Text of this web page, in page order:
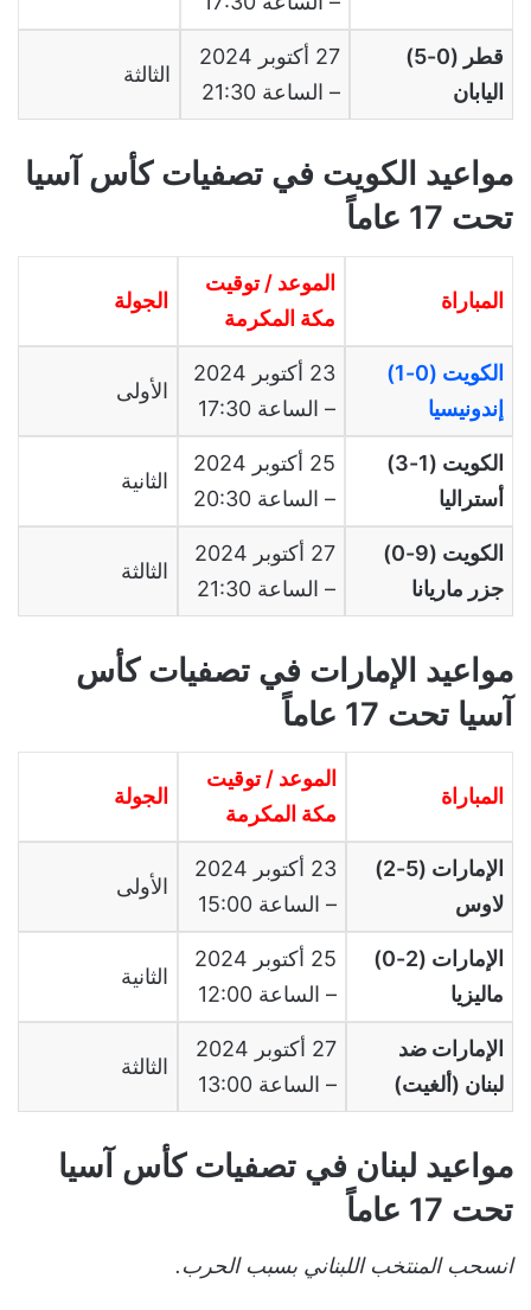
قطر (0-5)
اليابان
27 أكتوبر 2024
– الساعة 21:30
الثالثة
مواعيد الكويت في تصفيات كأس آسيا
تحت 17 عاماً
المباراة
الموعد / توقيت
مكة المكرمة
الجولة
الكويت (0-1)
إندونيسيا
23 أكتوبر 2024
– الساعة 17:30
الأولى
الكويت (1-3)
أستراليا
25 أكتوبر 2024
– الساعة 20:30
الثانية
الكويت (9-0)
جزر ماريانا
27 أكتوبر 2024
– الساعة 21:30
الثالثة
مواعيد الإمارات في تصفيات كأس
آسيا تحت 17 عاماً
المباراة
الموعد / توقيت
مكة المكرمة
الجولة
الإمارات (5-2)
لاوس
23 أكتوبر 2024
– الساعة 15:00
الأولى
الإمارات (2-0)
ماليزيا
25 أكتوبر 2024
– الساعة 12:00
الثانية
الإمارات ضد
لبنان (ألغيت)
27 أكتوبر 2024
– الساعة 13:00
الثالثة
مواعيد لبنان في تصفيات كأس آسيا
تحت 17 عاماً
انسحب المنتخب اللبناني بسبب الحرب.